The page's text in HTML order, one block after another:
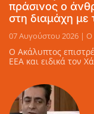
πράσινος ο
στη διαμάχη
07 Αυγούστου 2026 |
Ο Ακάλυπτος
ΕΕΑ και ειδικά τον